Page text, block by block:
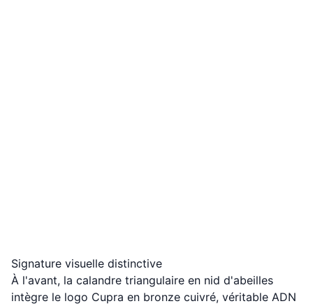
Signature visuelle distinctive
À l'avant, la calandre triangulaire en nid d'abeilles
intègre le logo Cupra en bronze cuivré, véritable ADN